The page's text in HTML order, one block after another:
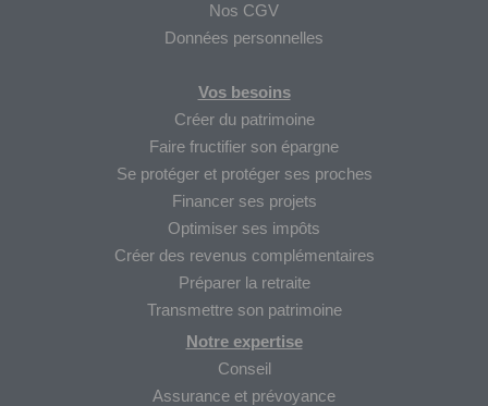
Nos CGV
Données personnelles
Vos besoins
Créer du patrimoine
Faire fructifier son épargne
Se protéger et protéger ses proches
Financer ses projets
Optimiser ses impôts
Créer des revenus complémentaires
Préparer la retraite
Transmettre son patrimoine
Notre expertise
Conseil
Assurance et prévoyance